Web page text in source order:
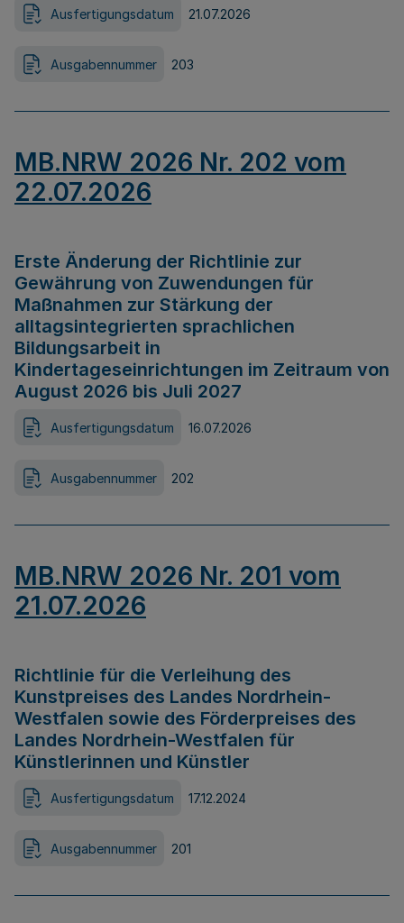
Ausfertigungsdatum 21.07.2026
Ausgabennummer 203
MB.NRW 2026 Nr. 202 vom
22.07.2026
Erste Änderung der Richtlinie zur
Gewährung von Zuwendungen für
Maßnahmen zur Stärkung der
alltagsintegrierten sprachlichen
Bildungsarbeit in
Kindertageseinrichtungen im Zeitraum von
August 2026 bis Juli 2027
Ausfertigungsdatum 16.07.2026
Ausgabennummer 202
MB.NRW 2026 Nr. 201 vom
21.07.2026
Richtlinie für die Verleihung des
Kunstpreises des Landes Nordrhein-
Westfalen sowie des Förderpreises des
Landes Nordrhein-Westfalen für
Künstlerinnen und Künstler
Ausfertigungsdatum 17.12.2024
Ausgabennummer 201